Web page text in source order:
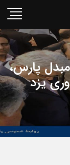
پارس،
یزد